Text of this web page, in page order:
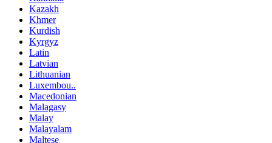
Kazakh
Khmer
Kurdish
Kyrgyz
Latin
Latvian
Lithuanian
Luxembou..
Macedonian
Malagasy
Malay
Malayalam
Maltese